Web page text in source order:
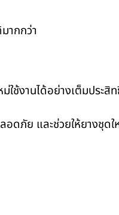
ากกว่า
ใช้งานได้อย่างเต็มปร
ดภัย และช่วยให้ยางชุดใ